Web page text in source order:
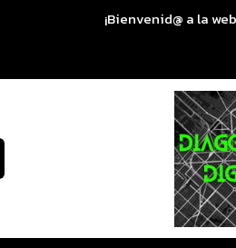
¡Bienvenid@ a la